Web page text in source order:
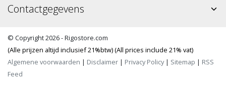
Contactgegevens
© Copyright 2026 - Rigostore.com
(Alle prijzen altijd inclusief 21%btw) (All prices include 21% vat)
Algemene voorwaarden | Disclaimer | Privacy Policy| Sitemap | RSS
Feed